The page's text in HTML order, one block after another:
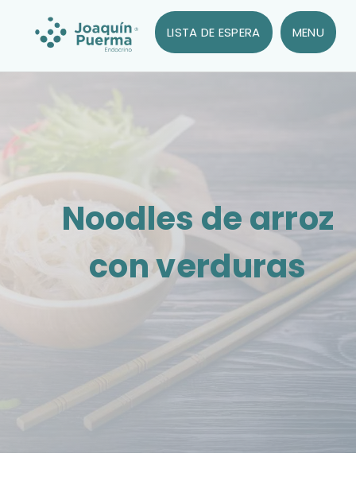
LISTA DE ESPERA MENU
Noodles de arroz
con verduras